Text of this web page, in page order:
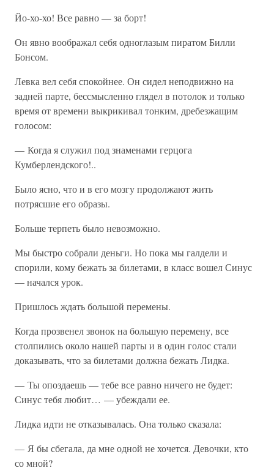
Йо-хо-хо! Все равно — за борт!
Он явно воображал себя одноглазым пиратом Билли
Бонсом.
Левка вел себя спокойнее. Он сидел неподвижно на
задней парте, бессмысленно глядел в потолок и только
время от времени выкрикивал тонким, дребезжащим
голосом:
— Когда я служил под знаменами герцога
Кумберлендского!..
Было ясно, что и в его мозгу продолжают жить
потрясшие его образы.
Больше терпеть было невозможно.
Мы быстро собрали деньги. Но пока мы галдели и
спорили, кому бежать за билетами, в класс вошел Синус
— начался урок.
Пришлось ждать большой перемены.
Когда прозвенел звонок на большую перемену, все
столпились около нашей парты и в один голос стали
доказывать, что за билетами должна бежать Лидка.
— Ты опоздаешь — тебе все равно ничего не будет:
Синус тебя любит… — убеждали ее.
Лидка идти не отказывалась. Она только сказала:
— Я бы сбегала, да мне одной не хочется. Девочки, кто
со мной?